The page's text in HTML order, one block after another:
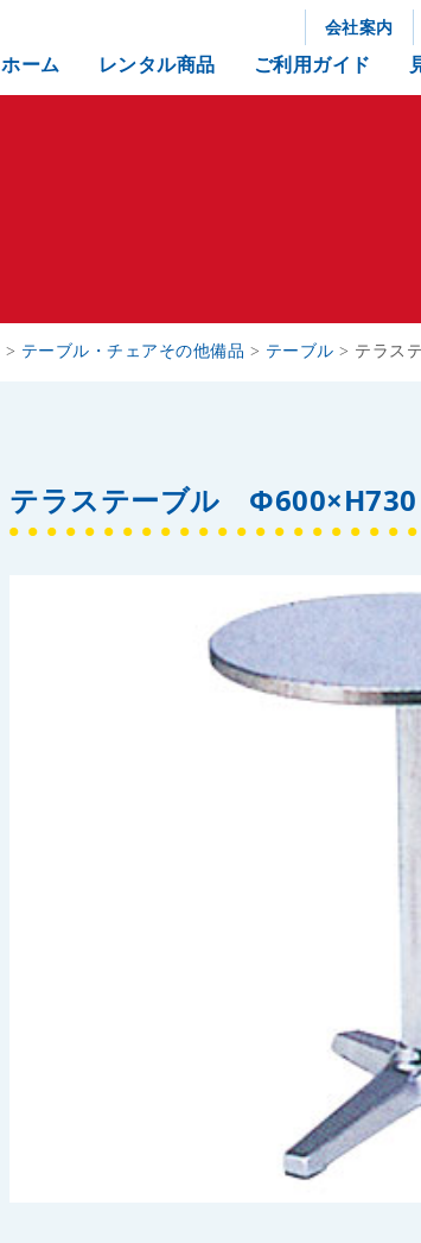
会社案内
ホーム レンタル商品 ご利用ガイド
> テーブル・チェアその他備品 > テーブル > テラス
テラステーブル Φ600×H730